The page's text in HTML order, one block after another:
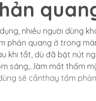
nhiều người dùng
phản quang ở trong
khi tắt, dù đã bật nút
sáng,…làm mất thẩm
sẽ cầnthay tấm